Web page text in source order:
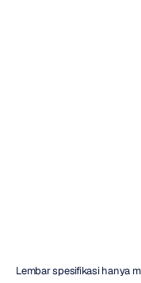
Lembar spesifikasi hanya